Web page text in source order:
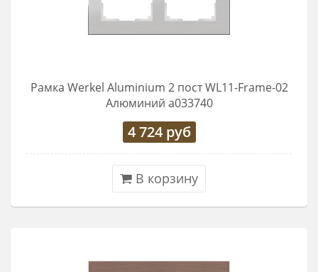
Рамка Werkel Aluminium 2 пост WL11-Frame-02
Алюминий a033740
4 724руб
В корзину